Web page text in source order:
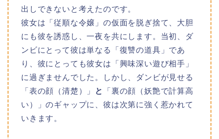
出しできないと考えたのです。
彼女は「従順な令嬢」の仮面を脱ぎ捨て、大胆
にも彼を誘惑し、一夜を共にします。当初、ダ
ンビにとって彼は単なる「復讐の道具」であ
り、彼にとっても彼女は「興味深い遊び相手」
に過ぎませんでした。しかし、ダンビが見せる
「表の顔（清楚）」
と
「裏の顔（妖艶で計算高
い）」のギャップに、彼は次第に強く惹かれて
いきます。